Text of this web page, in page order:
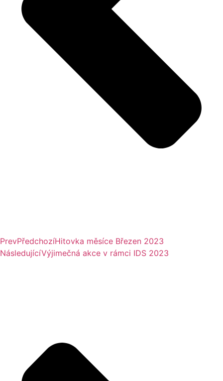
PrevPředchozíHitovka měsíce Březen 2023
NásledujícíVýjimečná akce v rámci IDS 2023